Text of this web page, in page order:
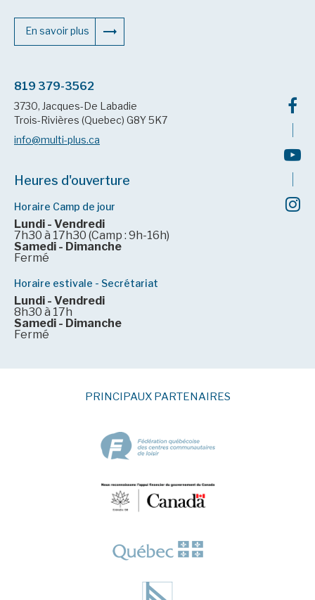
En savoir plus
819 379-3562
3730, Jacques-De Labadie
Trois-Rivières (Quebec) G8Y 5K7
info@multi-plus.ca
Heures d'ouverture
Horaire Camp de jour
Lundi - Vendredi
7h30 à 17h30 (Camp : 9h-16h)
Samedi - Dimanche
Fermé
Horaire estivale - Secrétariat
Lundi - Vendredi
8h30 à 17h
Samedi - Dimanche
Fermé
PRINCIPAUX PARTENAIRES